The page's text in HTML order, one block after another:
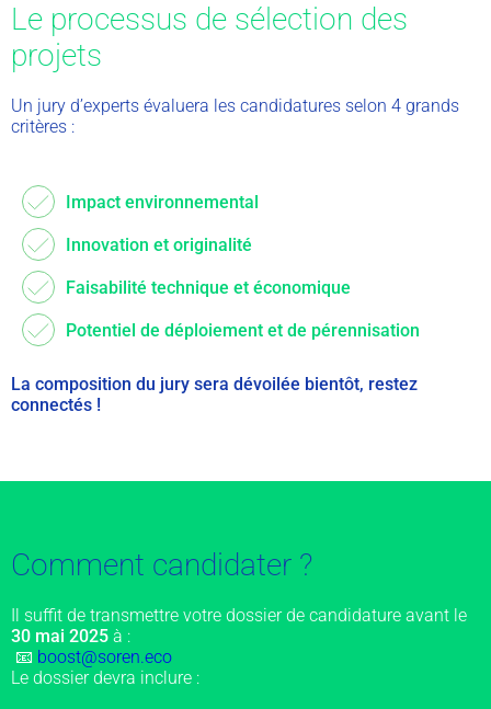
Le processus de sélection des
projets
Un jury d’experts évaluera les candidatures selon 4 grands
critères :
Impact environnemental
Innovation et originalité
Faisabilité technique et économique
Potentiel de déploiement et de pérennisation
La composition du jury sera dévoilée bientôt, restez
connectés !
Comment candidater ?
Il suffit de transmettre votre dossier de candidature avant le
30 mai 2025 à :
📧 boost@soren.eco
Le dossier devra inclure :